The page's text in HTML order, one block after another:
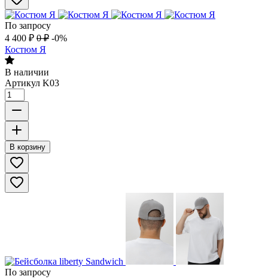
По запросу
4 400 ₽ 0 ₽ -0%
Костюм Я
В наличии
Артикул K03
В корзину
По запросу